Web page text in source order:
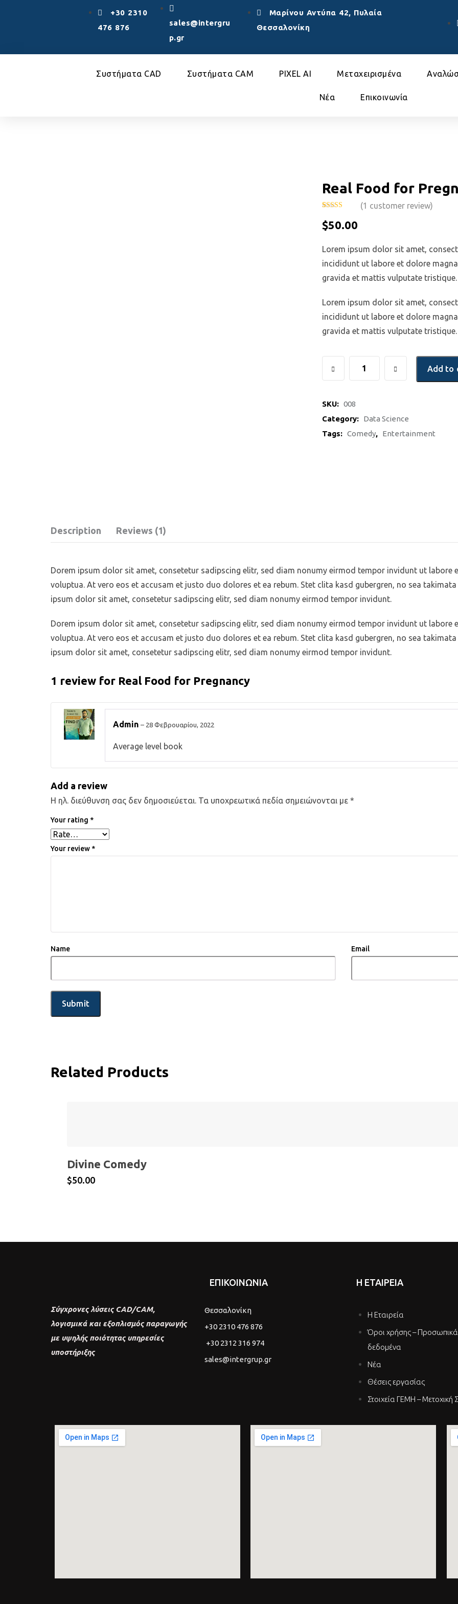
+30 2310
476 876
sales@intergru
p.gr
Μαρίνου Αντύπα 42, Πυλαία
Θεσσαλονίκη
Συστήματα CAD Συστήματα CAM PIXEL AI Μεταχειρισμένα
Nέα Επικοινωνία
Real Food for
3.00
out of 5
on
custom
er
rating
(1 customer review)
$50.00
Lorem ipsum dolor sit amet,
incididunt ut labore et dolore
gravida et mattis vulputate tristique.
Lorem ipsum dolor sit amet,
incididunt ut labore et dolore
gravida et mattis vulputate tristique.
Add to
SKU: 008
Category: Data Science
Tags: Comedy, Entertainment
Description Reviews (1)
Dorem ipsum dolor sit amet, consetetur sadipscing elitr, sed diam nonumy eirmod tempor invidunt ut labore
voluptua. At vero eos et accusam et justo duo dolores et ea rebum. Stet clita kasd gubergren, no sea
ipsum dolor sit amet, consetetur sadipscing elitr, sed diam nonumy eirmod tempor invidunt.
Dorem ipsum dolor sit amet, consetetur sadipscing elitr, sed diam nonumy eirmod tempor invidunt ut labore
voluptua. At vero eos et accusam et justo duo dolores et ea rebum. Stet clita kasd gubergren, no sea
ipsum dolor sit amet, consetetur sadipscing elitr, sed diam nonumy eirmod tempor invidunt.
1 review for Real Food for Pregnancy
Admin – 28 Φεβρουαρίου, 2022
Average level book
Add a review
Η ηλ. διεύθυνση σας δεν δημοσιεύεται. Τα υποχρεωτικά πεδία σημειώνονται με *
Your rating *
Your review *
Name Email
Related Products
Divine Comedy
$50.00
Σύγχρονες λύσεις CAD/CAM,
λογισμικά και εξοπλισμός παραγωγής
με υψηλής ποιότητας υπηρεσίες
υποστήριξης
ΕΠΙΚΟΙΝΩΝΙΑ
Θεσσαλονίκη
+30 2310 476 876
+30 2312 316 974
sales@intergrup.gr
Η ΕΤΑΙΡΕΙΑ
Η Εταιρεία
Όροι χρήσης – Προσωπικά
δεδομένα
Νέα
Θέσεις εργασίας
Στοιχεία ΓΕΜΗ – Μετοχική